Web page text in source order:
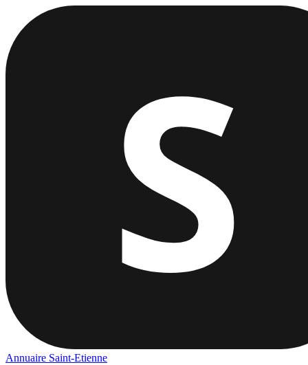
Annuaire Saint-Etienne